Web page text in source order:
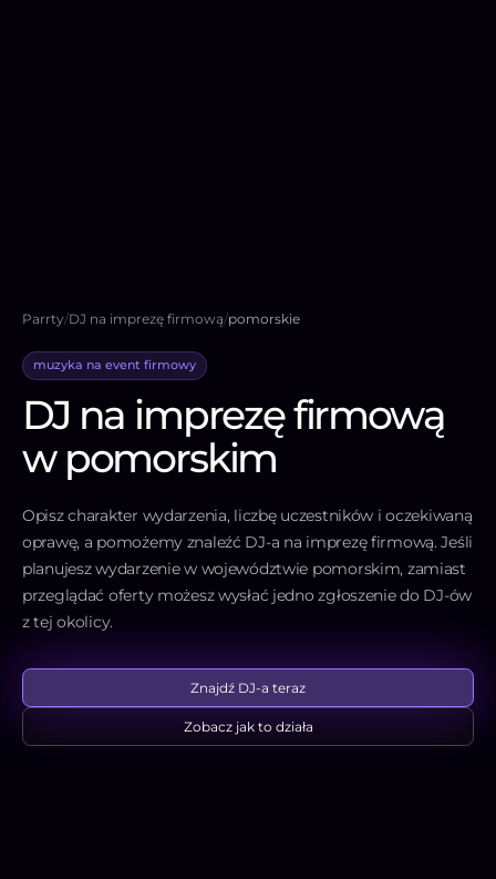
Parrty/DJ na imprezę firmową/pomorskie
muzyka na event firmowy
DJ na imprezę firmową
w pomorskim
Opisz charakter wydarzenia, liczbę uczestników i oczekiwaną
oprawę, a pomożemy znaleźć DJ-a na imprezę firmową. Jeśli
planujesz wydarzenie w województwie pomorskim, zamiast
przeglądać oferty możesz wysłać jedno zgłoszenie do DJ-ów
z tej okolicy.
Znajdź DJ-a teraz
Zobacz jak to działa